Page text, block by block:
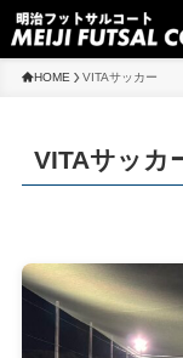
HOME VITAサッカー
VITAサッカ